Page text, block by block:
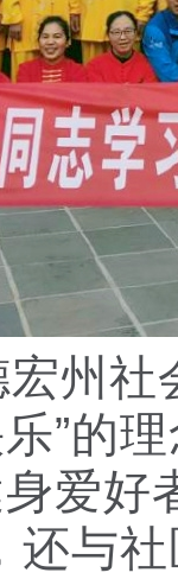
州社
”的
爱好
还与